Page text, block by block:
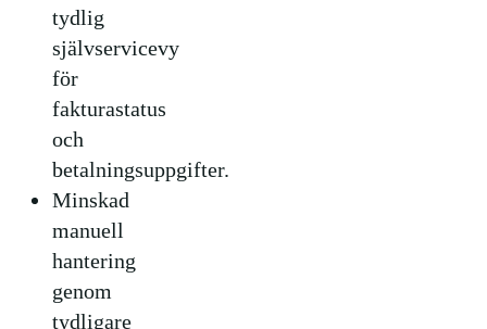
tydlig
självservicevy
för
fakturastatus
och
betalningsuppgifter.
Minskad
manuell
hantering
genom
tydligare